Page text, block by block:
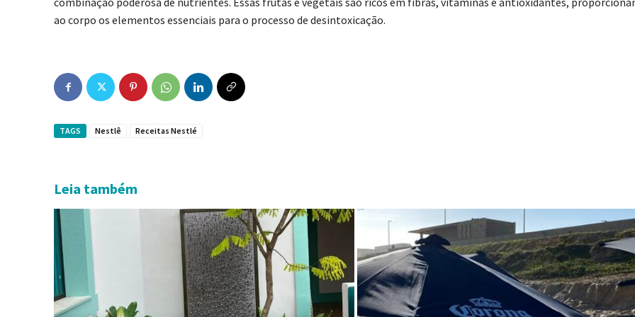
ao corpo os elementos essenciais para o processo de desintoxicação.
TAGS Nestlê Receitas Nestlé
Leia também